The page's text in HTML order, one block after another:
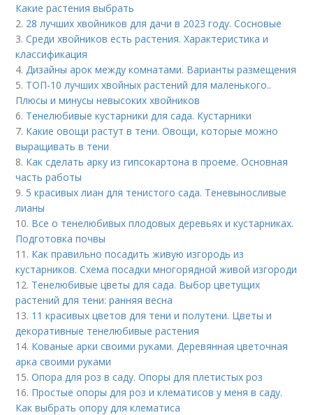
Какие растения выбрать
2. 28 лучших хвойников для дачи в 2023 году. Сосновые
3.Среди хвойников есть растения. Характеристика и
классификация
4. Дизайны арок между комнатами. Варианты размещения
5. ТОП-10 лучших хвойных растений для маленького..
Плюсы и минусы невысоких хвойников
6. Тенелюбивые кустарники для сада. Кустарники
7. Какие овощи растут в тени. Овощи, которые можно
выращивать в тени
8. Как сделать арку из гипсокартона в проеме. Основная
часть работы
9. 5 красивых лиан для тенистого сада. Теневыносливые
лианы
10. Все о тенелюбивых плодовых деревьях и кустарниках.
Подготовка почвы
11. Как правильно посадить живую изгородь из
кустарников. Схема посадки многорядной живой изгороди
12. Тенелюбивые цветы для сада. Выбор цветущих
растений для тени: ранняя весна
13. 11 красивых цветов для тени и полутени. Цветы и
декоративные тенелюбивые растения
14. Кованые арки своими руками. Деревянная цветочная
арка своими руками
15.Опора для роз в саду. Опоры для плетистых роз
16. Простые опоры для роз и клематисов у меня в саду.
Как выбрать опору для клематиса